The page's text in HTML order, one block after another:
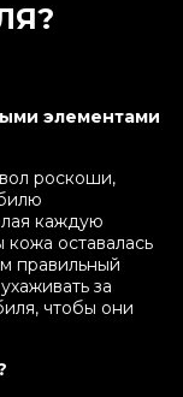
элементами
роскоши,
каждую
оставалась
правильный
за
чтобы они